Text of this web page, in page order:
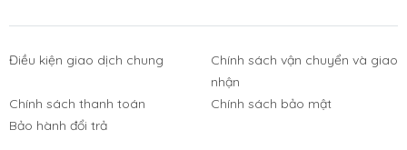
PC
Chuột, Loa, Tai
Điều kiện giao dịch chung
Chính sách vận chuyển và giao
nhận
Chính sách thanh toán
Chính sách bảo mật
Bảo hành đổi trả